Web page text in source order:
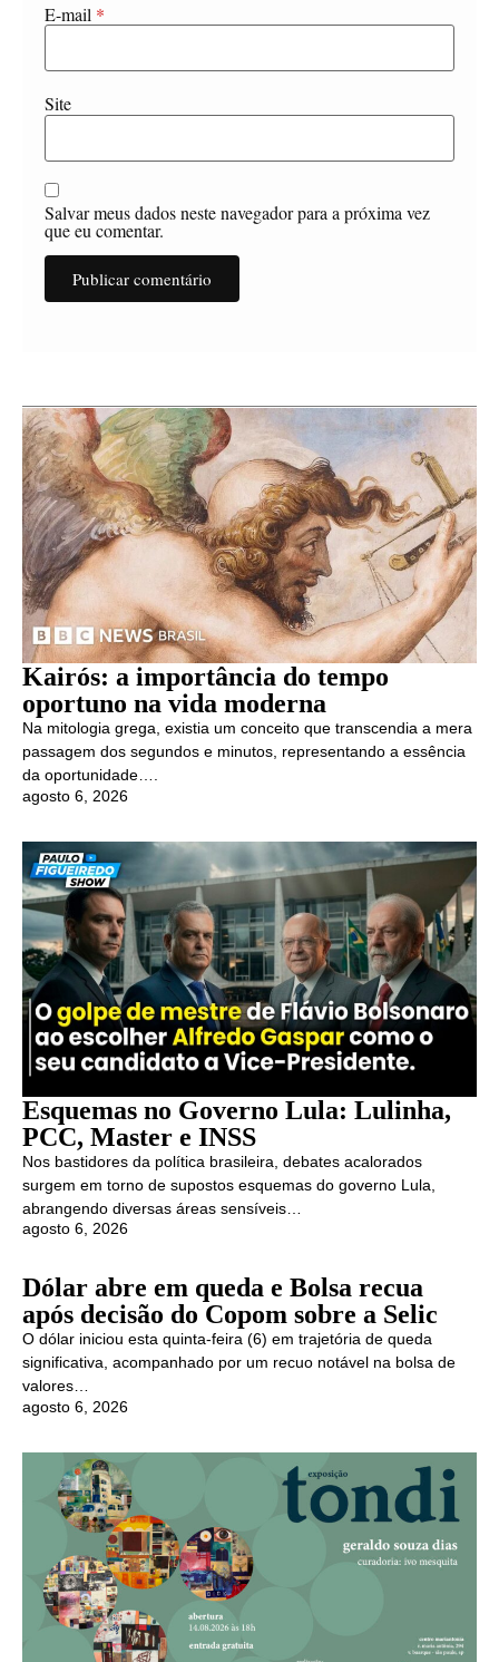
E-mail *
Site
Salvar meus dados neste navegador para a próxima vez
que eu comentar.
Kairós: a importância do tempo
oportuno na vida moderna
Na mitologia grega, existia um conceito que transcendia a mera
passagem dos segundos e minutos, representando a essência
da oportunidade….
agosto 6, 2026
Esquemas no Governo Lula: Lulinha,
PCC, Master e INSS
Nos bastidores da política brasileira, debates acalorados
surgem em torno de supostos esquemas do governo Lula,
abrangendo diversas áreas sensíveis…
agosto 6, 2026
Dólar abre em queda e Bolsa recua
após decisão do Copom sobre a Selic
O dólar iniciou esta quinta-feira (6) em trajetória de queda
significativa, acompanhado por um recuo notável na bolsa de
valores…
agosto 6, 2026